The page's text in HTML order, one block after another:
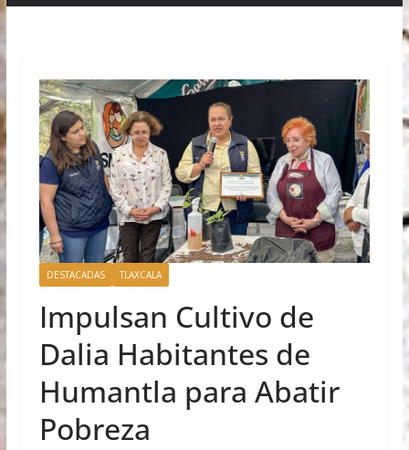
DESTACADAS TLAXCALA
Impulsan Cultivo de
Dalia Habitantes de
Humantla para Abatir
Pobreza